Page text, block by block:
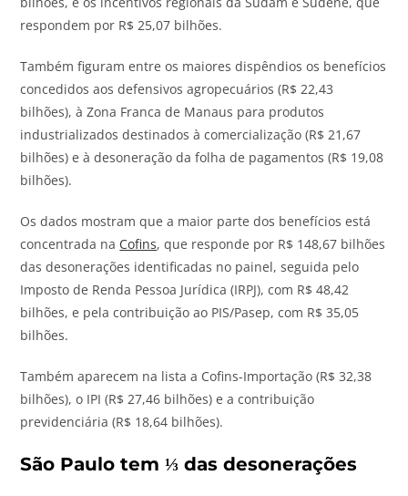
respondem por R$ 25,07 bilhões.
Também figuram entre os maiores dispêndios os benefícios
concedidos aos defensivos agropecuários (R$ 22,43
bilhões), à Zona Franca de Manaus para produtos
industrializados destinados à comercialização (R$ 21,67
bilhões) e à desoneração da folha de pagamentos (R$ 19,08
bilhões).
Os dados mostram que a maior parte dos benefícios está
concentrada na Cofins, que responde por R$ 148,67 bilhões
das desonerações identificadas no painel, seguida pelo
Imposto de Renda Pessoa Jurídica (IRPJ), com R$ 48,42
bilhões, e pela contribuição ao PIS/Pasep, com R$ 35,05
bilhões.
Também aparecem na lista a Cofins-Importação (R$ 32,38
bilhões), o IPI (R$ 27,46 bilhões) e a contribuição
previdenciária (R$ 18,64 bilhões).
São Paulo tem ⅓ das desonerações